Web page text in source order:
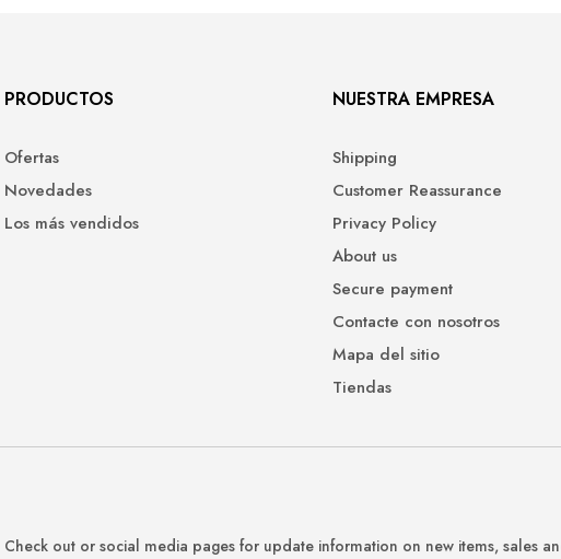
PRODUCTOS
Ofertas
Novedades
Los más vendidos
NUESTRA EMPRESA
Shipping
Customer Reassurance
Privacy Policy
About us
Secure payment
Contacte con nosotros
Mapa del sitio
Tiendas
Check out or social media pages for update information on new items, sales